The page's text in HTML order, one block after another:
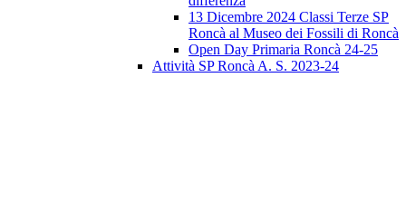
13 Dicembre 2024 Classi Terze SP
Roncà al Museo dei Fossili di Roncà
Open Day Primaria Roncà 24-25
Attività SP Roncà A. S. 2023-24